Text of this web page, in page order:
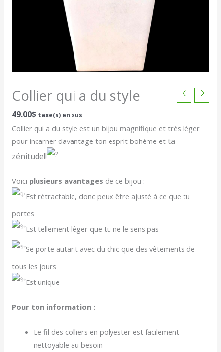
Collier qui a du style
49.00$ taxe(s) en sus
Collier qui a du style est un bijou magnifique et très léger
pour incarner davantage ton esprit bohème et ta
zénitude!!
Voici plusieurs avantages de ce bijou :
Est rétractable, donc peux être ajusté à ce que tu
portes
Est tellement léger que tu ne le sens pas
Se porte autant avec du chic que des vêtements de
tous les jours
Est unique
Pour ton information :
Le fil des colliers en polyester est facilement
nettoyable au besoin